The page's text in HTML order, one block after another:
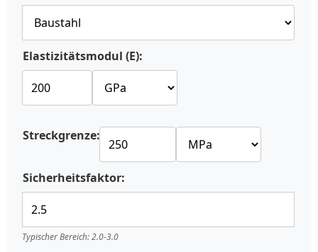
Elastizitätsmodul (E):
Streckgrenze:
Sicherheitsfaktor:
Typischer Bereich: 2.0-3.0